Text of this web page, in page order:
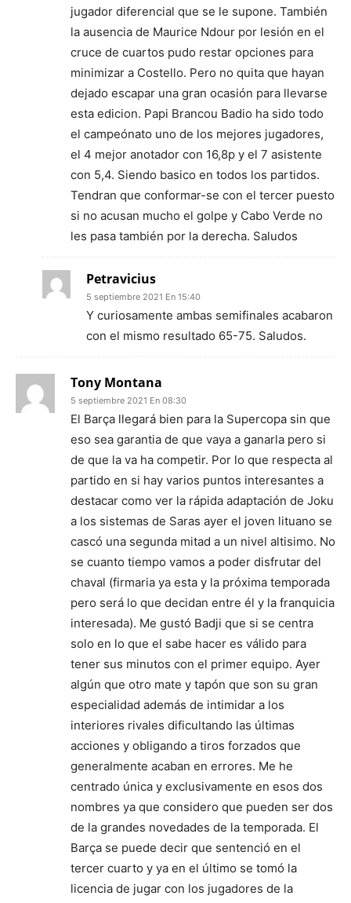
jugador diferencial que se le supone. También
la ausencia de Maurice Ndour por lesión en el
cruce de cuartos pudo restar opciones para
minimizar a Costello. Pero no quita que hayan
dejado escapar una gran ocasión para llevarse
esta edicion. Papi Brancou Badio ha sido todo
el campeónato uno de los mejores jugadores,
el 4 mejor anotador con 16,8p y el 7 asistente
con 5,4. Siendo basico en todos los partidos.
Tendran que conformar-se con el tercer puesto
si no acusan mucho el golpe y Cabo Verde no
les pasa también por la derecha. Saludos
Petravicius
5 septiembre 2021 En 15:40
Y curiosamente ambas semifinales acabaron
con el mismo resultado 65-75. Saludos.
Tony Montana
5 septiembre 2021 En 08:30
El Barça llegará bien para la Supercopa sin que
eso sea garantia de que vaya a ganarla pero si
de que la va ha competir. Por lo que respecta al
partido en si hay varios puntos interesantes a
destacar como ver la rápida adaptación de Joku
a los sistemas de Saras ayer el joven lituano se
cascó una segunda mitad a un nivel altisimo. No
se cuanto tiempo vamos a poder disfrutar del
chaval (firmaria ya esta y la próxima temporada
pero será lo que decidan entre él y la franquicia
interesada). Me gustó Badji que si se centra
solo en lo que el sabe hacer es válido para
tener sus minutos con el primer equipo. Ayer
algún que otro mate y tapón que son su gran
especialidad además de intimidar a los
interiores rivales dificultando las últimas
acciones y obligando a tiros forzados que
generalmente acaban en errores. Me he
centrado única y exclusivamente en esos dos
nombres ya que considero que pueden ser dos
de la grandes novedades de la temporada. El
Barça se puede decir que sentenció en el
tercer cuarto y ya en el último se tomó la
licencia de jugar con los jugadores de la